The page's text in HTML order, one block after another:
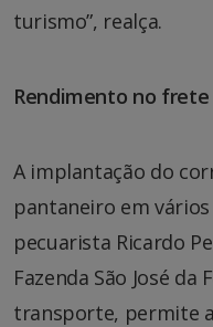
turismo”, realça.
Rendimento no frete
A implantação do
pantaneiro em
pecuarista Ricardo
Fazenda São José
transporte, permite